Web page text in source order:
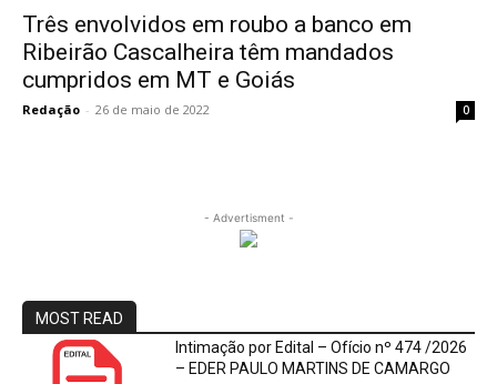
Três envolvidos em roubo a banco em
Ribeirão Cascalheira têm mandados
cumpridos em MT e Goiás
Redação - 26 de maio de 2022 0
- Advertisment -
MOST READ
Intimação por Edital – Ofício nº 474 /2026
– EDER PAULO MARTINS DE CAMARGO